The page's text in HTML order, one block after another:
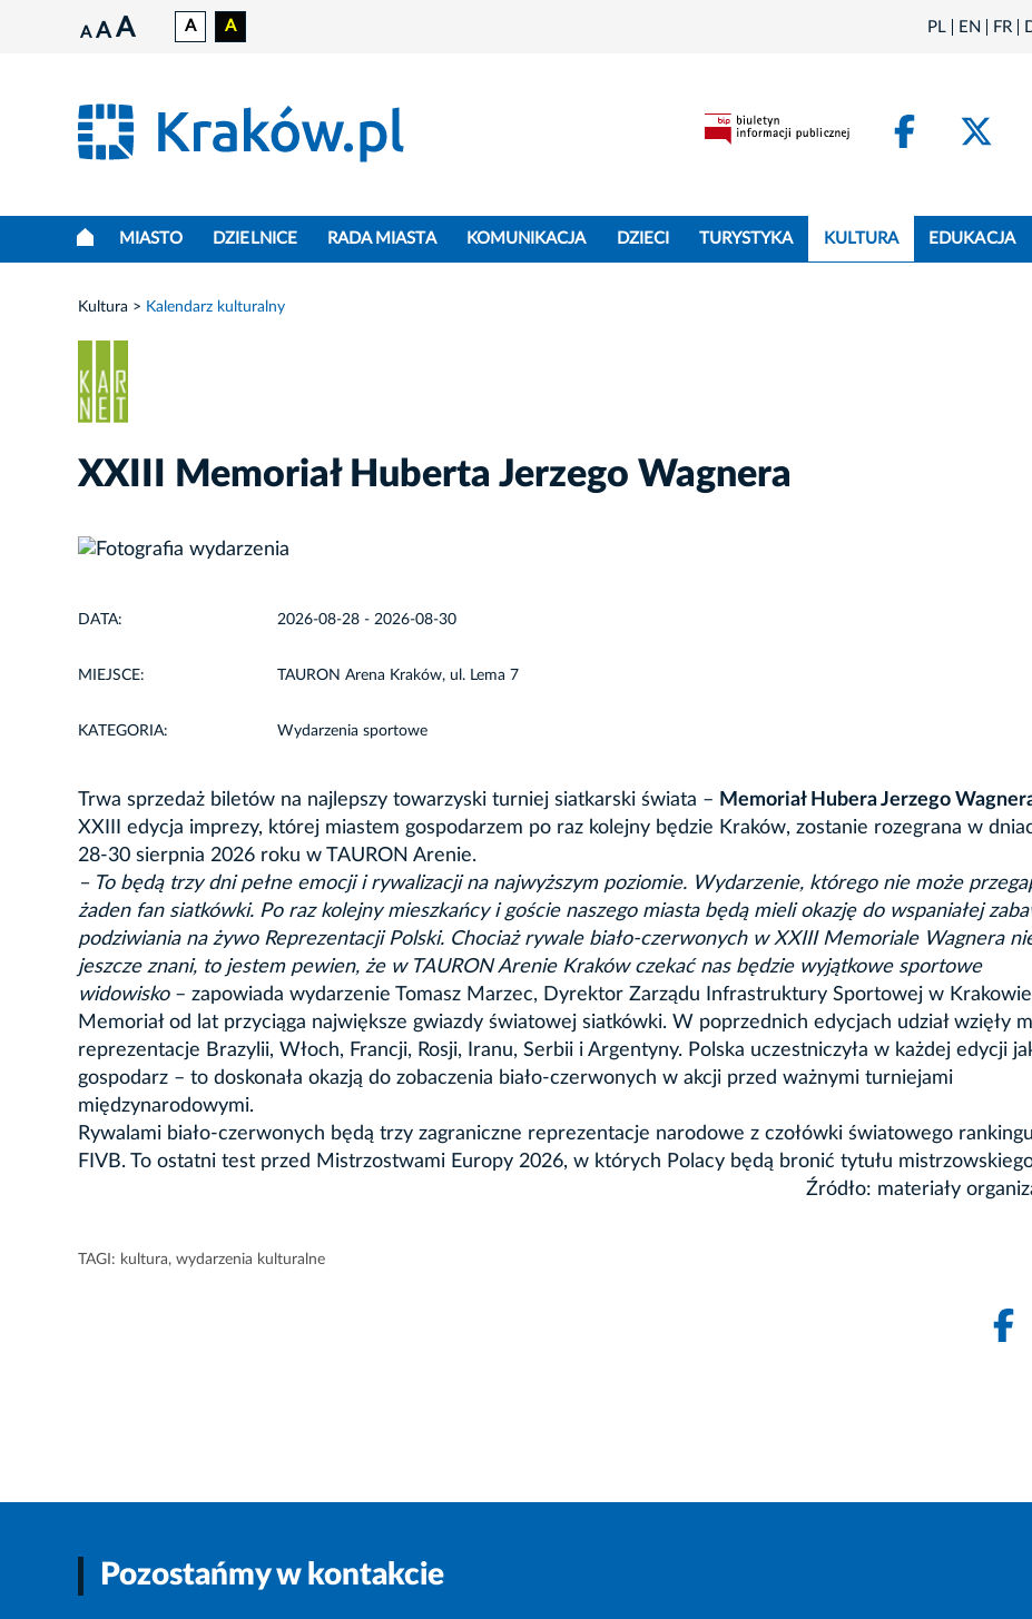
A A A A A PL EN FR
MIASTO DZIELNICE RADA MIASTA KOMUNIKACJA DZIECI TURYSTYKA KULTURA EDUKACJA
Kultura Kalendarz kulturalny
XXIII Memoriał Huberta Jerzego Wagnera
DATA: 2026-08-28 - 2026-08-30
MIEJSCE: TAURON Arena Kraków, ul. Lema 7
KATEGORIA: Wydarzenia sportowe
Trwa sprzedaż biletów na najlepszy towarzyski turniej siatkarski świata – Memoriał Hubera Jerzego
XXIII edycja imprezy, której miastem gospodarzem po raz kolejny będzie Kraków, zostanie rozegrana w
28-30 sierpnia 2026 roku w TAURON Arenie.
– To będą trzy dni pełne emocji i rywalizacji na najwyższym poziomie. Wydarzenie, którego nie może
żaden fan siatkówki. Po raz kolejny mieszkańcy i goście naszego miasta będą mieli okazję do wspaniałej
podziwiania na żywo Reprezentacji Polski. Chociaż rywale biało-czerwonych w XXIII Memoriale Wagnera
jeszcze znani, to jestem pewien, że w TAURON Arenie Kraków czekać nas będzie wyjątkowe sportowe
widowisko – zapowiada wydarzenie Tomasz Marzec, Dyrektor Zarządu Infrastruktury Sportowej w
Memoriał od lat przyciąga największe gwiazdy światowej siatkówki. W poprzednich edycjach udział wzięły
reprezentacje Brazylii, Włoch, Francji, Rosji, Iranu, Serbii i Argentyny. Polska uczestniczyła w każdej edycji
gospodarz – to doskonała okazją do zobaczenia biało-czerwonych w akcji przed ważnymi turniejami
międzynarodowymi.
Rywalami biało-czerwonych będą trzy zagraniczne reprezentacje narodowe z czołówki światowego rankingu
FIVB. To ostatni test przed Mistrzostwami Europy 2026, w których Polacy będą bronić tytułu
Źródło: materiały
TAGI: kultura, wydarzenia kulturalne
Pozostańmy w kontakcie